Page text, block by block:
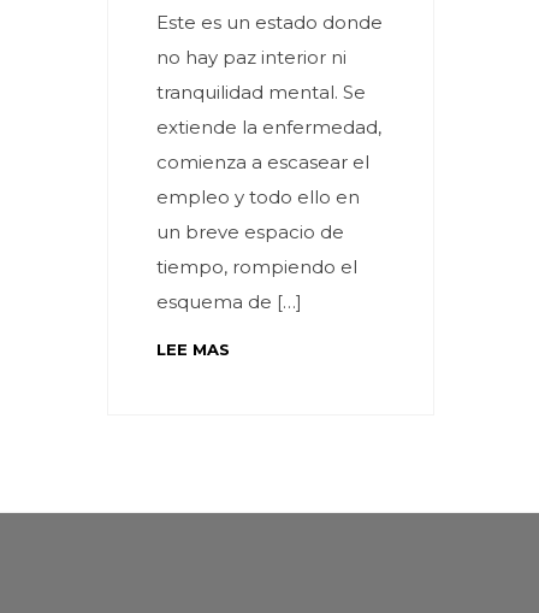
Este es un estado donde
no hay paz interior ni
tranquilidad mental. Se
extiende la enfermedad,
comienza a escasear el
empleo y todo ello en
un breve espacio de
tiempo, rompiendo el
esquema de […]
LEE MAS